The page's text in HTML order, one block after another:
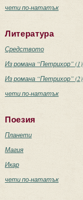
чети по-нататък
Литература
Средството
Из романа “Петрихор” (1)
Из романа “Петрихор” (2)
чети по-нататък
Поезия
Планети
Магия
Икар
чети по-нататък